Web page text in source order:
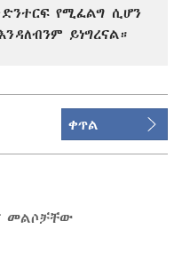
የሚፈልግ ሲሆን
ይነግረናል።
ቀጥል
መልሶቻቸው